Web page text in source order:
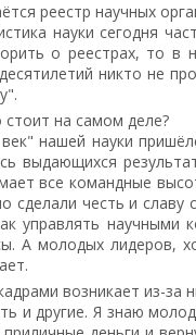
реестр научных
науки сегодня
о реестрах, то в
никто не
на самом деле?
нашей науки
выдающихся
все командные
честь и славу
управлять научными
А молодых лидеров,
возникает из-за
и другие. Я знаю